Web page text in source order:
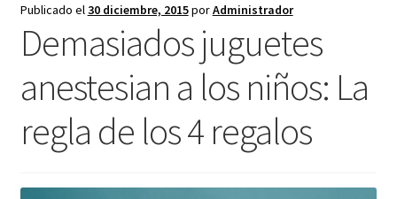
Renovación Carnet Conducir
Psicología
Depilación láser diodo
Publicado el 30 diciembre, 2015porAdministrador
Demasiados juguetes
anestesian a los niños: La
regla de los 4 regalos